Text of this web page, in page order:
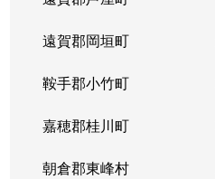
遠賀郡岡垣町
鞍手郡小竹町
嘉穂郡桂川町
朝倉郡東峰村